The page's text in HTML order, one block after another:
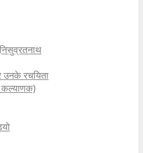
रचयिता
कल्याणक)